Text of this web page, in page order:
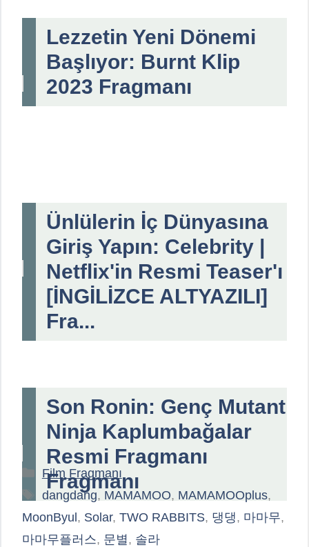
Lezzetin Yeni Dönemi
Başlıyor: Burnt Klip
2023 Fragmanı
Ünlülerin İç Dünyasına
Giriş Yapın: Celebrity |
Netflix'in Resmi Teaser'ı
[İNGİLİZCE ALTYAZILI]
Fra...
Son Ronin: Genç Mutant
Ninja Kaplumbağalar
Resmi Fragmanı
Fragmanı
Kategoriler
Film Fragmanı
Etiketler
dangdang, MAMAMOO, MAMAMOOplus,
MoonByul, Solar, TWO RABBITS, 댕댕, 마마무,
마마무플러스, 문별 , 솔라